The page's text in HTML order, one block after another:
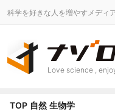
科学を好きな人を増やすメディ
Love science ,
TOP 自然 生物学